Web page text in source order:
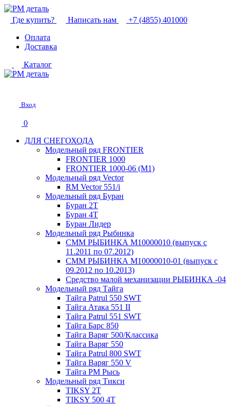
Где купить? Написать нам
+7 (4855) 401000
Оплата
Доставка
Каталог
Вход
0
ДЛЯ СНЕГОХОДА
Модельный ряд FRONTIER
FRONTIER 1000
FRONTIER 1000-06 (М1)
Модельный ряд Vector
RM Vector 551/i
Модельный ряд Буран
Буран 2Т
Буран 4Т
Буран Лидер
Модельный ряд Рыбинка
СММ РЫБИНКА M10000010 (выпуск с
11.2011 по 07.2012)
СММ РЫБИНКА M10000010-01 (выпуск с
09.2012 по 10.2013)
Средство малой механизации РЫБИНКА -04
Модельный ряд Тайга
Тайга Patrul 550 SWT
Тайга Атака 551 II
Тайга Patrul 551 SWT
Тайга Барс 850
Тайга Варяг 500/Классика
Тайга Варяг 550
Тайга Patrul 800 SWT
Тайга Варяг 550 V
Тайга РМ Рысь
Модельный ряд Тикси
TIKSY 2T
TIKSY 500 4T